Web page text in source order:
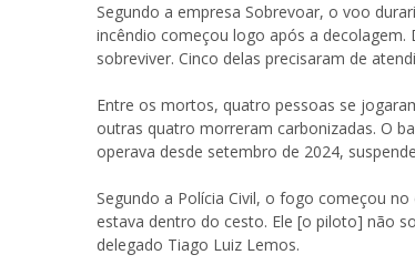
Segundo a empresa Sobrevoar, o voo
incêndio começou logo após a
sobreviver. Cinco delas precisaram de
Entre os mortos, quatro pessoas se
outras quatro morreram carbonizadas. O
operava desde setembro de 2024,
Segundo a Polícia Civil, o fogo começou
estava dentro do cesto. Ele [o piloto] não
delegado Tiago Luiz Lemos.